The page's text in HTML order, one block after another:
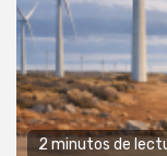
2 minutos de